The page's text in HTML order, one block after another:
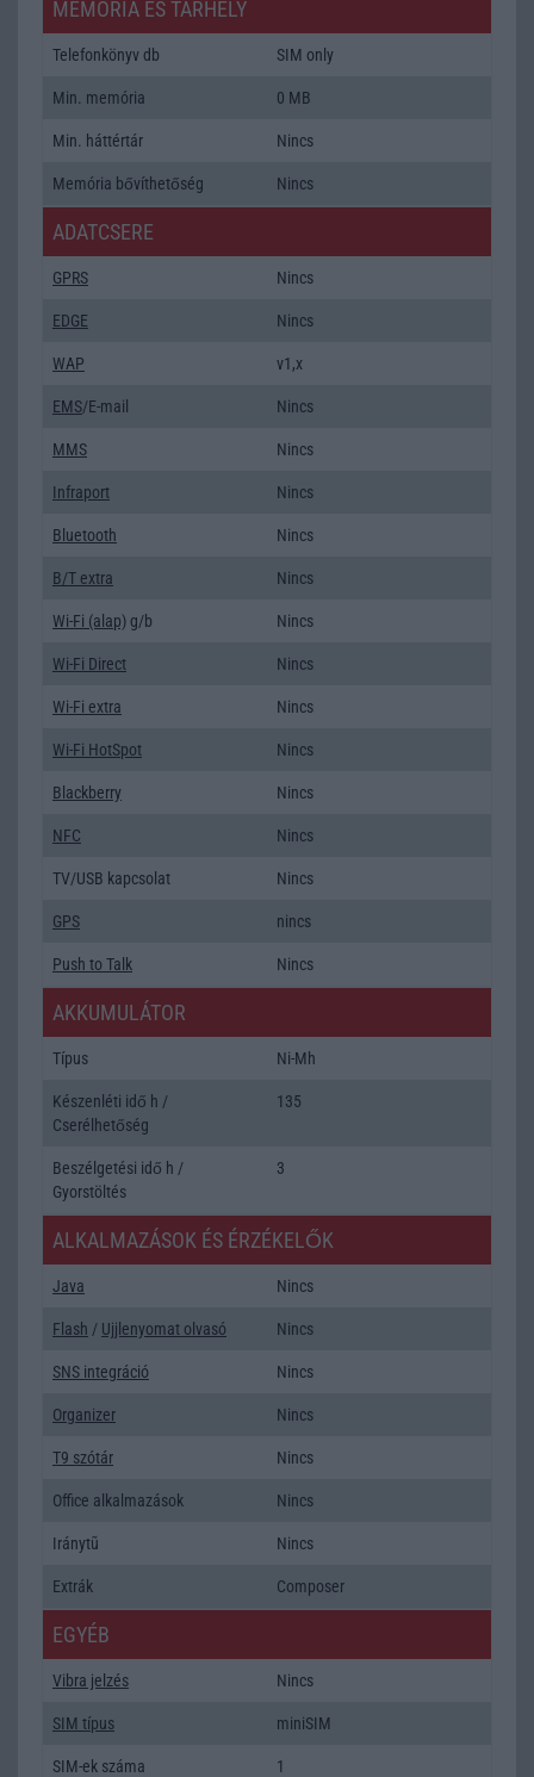
MEMÓRIA ÉS TÁRHELY
Telefonkönyv db SIM only
Min. memória 0 MB
Min. háttértár Nincs
Memória bővíthetőség Nincs
ADATCSERE
GPRS Nincs
EDGE Nincs
WAP v1,x
EMS/E-mail Nincs
MMS Nincs
Infraport Nincs
Bluetooth Nincs
B/T extra Nincs
Wi-Fi (alap) g/b Nincs
Wi-Fi Direct Nincs
Wi-Fi extra Nincs
Wi-Fi HotSpot Nincs
Blackberry Nincs
NFC Nincs
TV/USB kapcsolat Nincs
GPS nincs
Push to Talk Nincs
AKKUMULÁTOR
Típus Ni-Mh
Készenléti idő h /
Cserélhetőség
135
Beszélgetési idő h /
Gyorstöltés
3
ALKALMAZÁSOK ÉS ÉRZÉKELŐK
Java Nincs
Flash / Ujjlenyomat olvasó Nincs
SNS integráció Nincs
Organizer Nincs
T9 szótár Nincs
Office alkalmazások Nincs
Iránytũ Nincs
Extrák Composer
EGYÉB
Vibra jelzés Nincs
SIM típus miniSIM
SIM-ek száma 1